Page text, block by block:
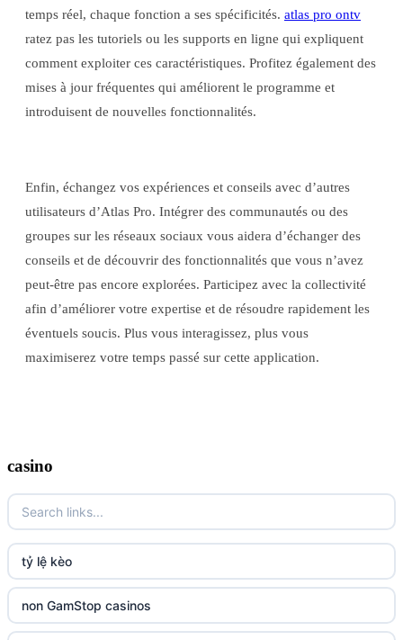
temps réel, chaque fonction a ses spécificités. atlas pro ontv
ratez pas les tutoriels ou les supports en ligne qui expliquent
comment exploiter ces caractéristiques. Profitez également des
mises à jour fréquentes qui améliorent le programme et
introduisent de nouvelles fonctionnalités.
Enfin, échangez vos expériences et conseils avec d’autres
utilisateurs d’Atlas Pro. Intégrer des communautés ou des
groupes sur les réseaux sociaux vous aidera d’échanger des
conseils et de découvrir des fonctionnalités que vous n’avez
peut-être pas encore explorées. Participez avec la collectivité
afin d’améliorer votre expertise et de résoudre rapidement les
éventuels soucis. Plus vous interagissez, plus vous
maximiserez votre temps passé sur cette application.
casino
tỷ lệ kèo
non GamStop casinos